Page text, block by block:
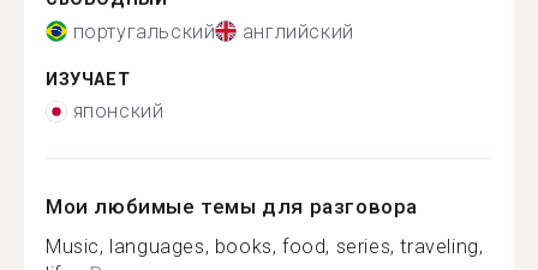
португальский английский
ИЗУЧАЕТ
японский
Мои любимые темы для разговора
Music, languages, books, food, series, traveling,